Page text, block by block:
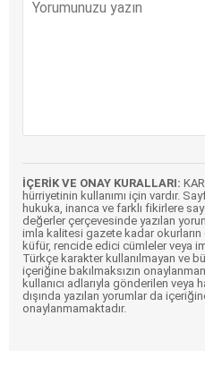
İÇERİK VE ONAY KURALLARI:
hürriyetinin kullanımı için vardır.
hukuka, inanca ve farklı fikirlere
değerler çerçevesinde yazılan
imla kalitesi gazete kadar okurların
küfür, rencide edici cümleler veya
Türkçe karakter kullanılmayan ve
içeriğine bakılmaksızın
kullanıcı adlarıyla gönderilen veya
dışında yazılan yorumlar da
onaylanmamaktadır.